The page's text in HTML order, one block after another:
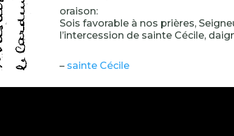
oraison:
Sois favorable à nos prières,
l’intercession de sainte Cécile,
– sainte Cécile